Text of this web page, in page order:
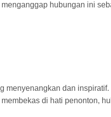
hubungan ini
menyenangkan dan
di hati penonton,